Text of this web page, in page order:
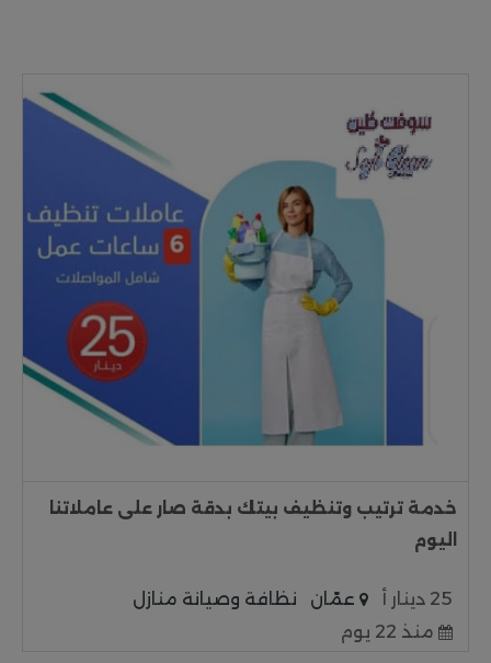
خدمة ترتيب وتنظيف بيتك بدقة صار على عاملاتنا
اليوم
25 دينار أ عمّان
نظافة وصيانة منازل
منذ 22 يوم